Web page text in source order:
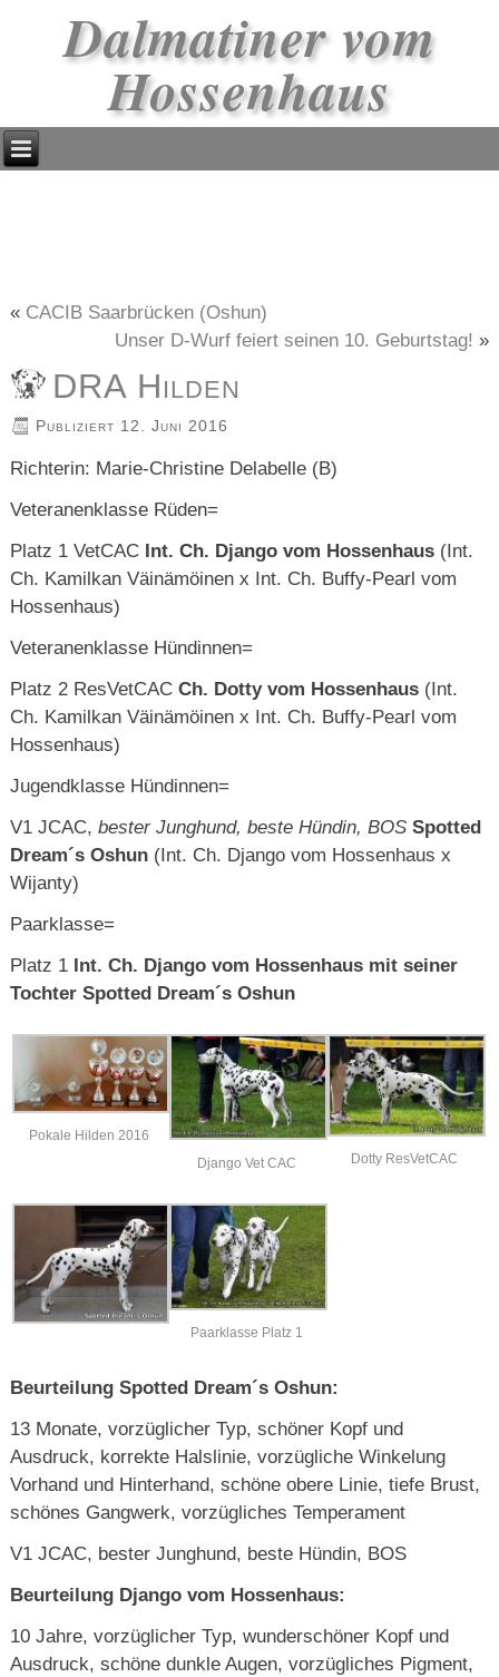
Dalmatiner vom
Hossenhaus
« CACIB Saarbrücken (Oshun)
Unser D-Wurf feiert seinen 10. Geburtstag! »
DRA Hilden
Publiziert 12. Juni 2016
Richterin: Marie-Christine Delabelle (B)
Veteranenklasse Rüden=
Platz 1 VetCAC Int. Ch. Django vom Hossenhaus (Int.
Ch. Kamilkan Väinämöinen x Int. Ch. Buffy-Pearl vom
Hossenhaus)
Veteranenklasse Hündinnen=
Platz 2 ResVetCACCh. Dotty vom Hossenhaus (Int.
Ch. Kamilkan Väinämöinen x Int. Ch. Buffy-Pearl vom
Hossenhaus)
Jugendklasse Hündinnen=
V1 JCAC,bester Junghund, beste Hündin, BOS Spotted
Dream´s Oshun (Int. Ch. Django vom Hossenhaus x
Wijanty)
Paarklasse=
Platz 1 Int. Ch. Django vom Hossenhaus mit seiner
Tochter Spotted Dream´s Oshun
Pokale Hilden 2016
Django Vet CAC
Dotty ResVetCAC
Paarklasse Platz 1
Beurteilung Spotted Dream´s Oshun:
13 Monate, vorzüglicher Typ, schöner Kopf und
Ausdruck, korrekte Halslinie, vorzügliche Winkelung
Vorhand und Hinterhand, schöne obere Linie, tiefe Brust,
schönes Gangwerk, vorzügliches Temperament
V1 JCAC, bester Junghund, beste Hündin, BOS
Beurteilung Django vom Hossenhaus:
10 Jahre, vorzüglicher Typ, wunderschöner Kopf und
Ausdruck, schöne dunkle Augen, vorzügliches Pigment,